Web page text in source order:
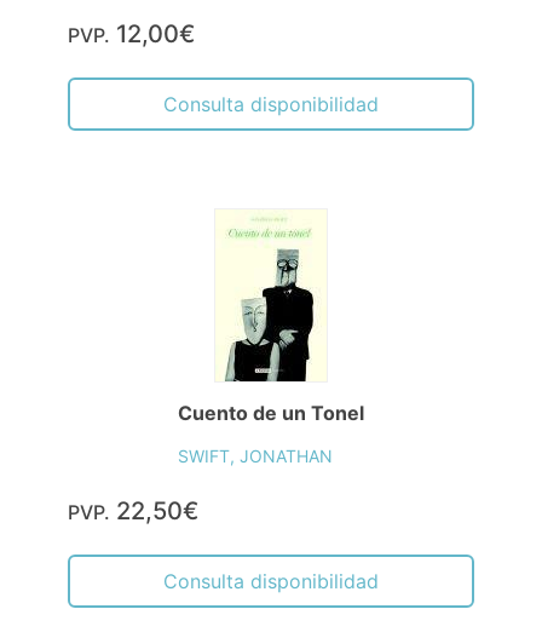
PVP. 12,00€
Consulta disponibilidad
Cuento de un Tonel
SWIFT, JONATHAN
PVP. 22,50€
Consulta disponibilidad